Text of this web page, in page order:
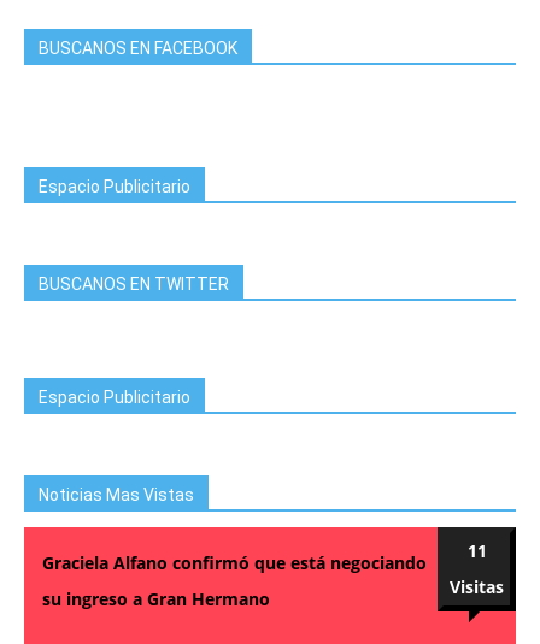
BUSCANOS EN FACEBOOK
Espacio Publicitario
BUSCANOS EN TWITTER
Espacio Publicitario
Noticias Mas Vistas
Graciela Alfano confirmó que está negociando
su ingreso a Gran Hermano
11
Visitas